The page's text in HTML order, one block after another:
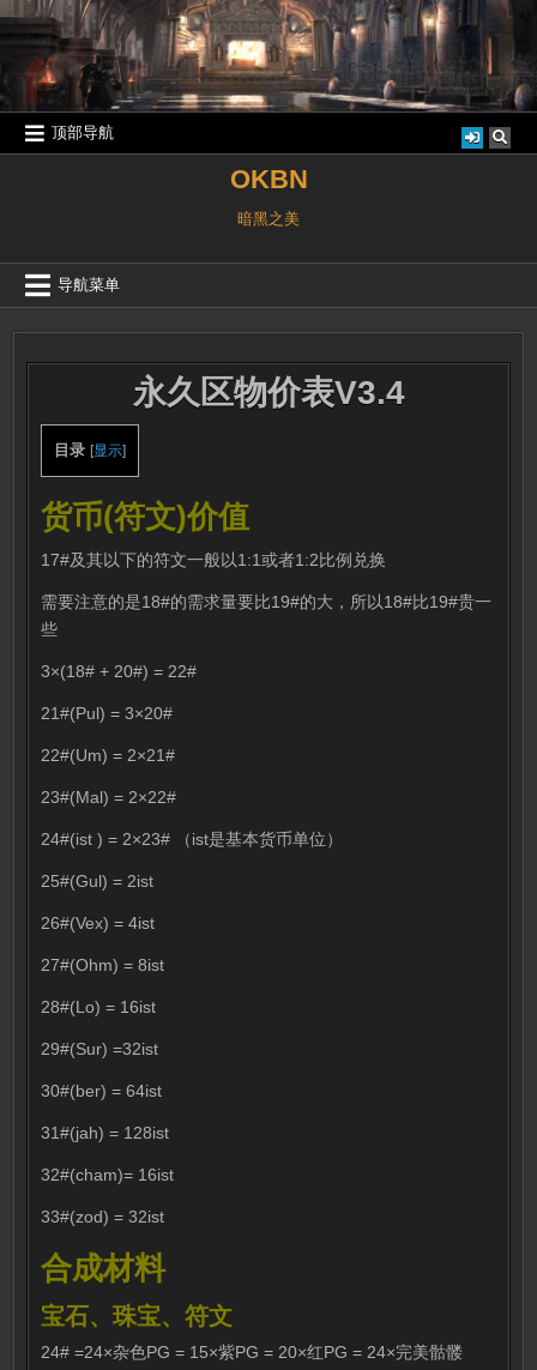
跳
容
顶部导航
OKBN
暗黑之美
导航菜单
永久区物价表V3.4
目录 [显示]
货币(符文)价值
17#及其以下的符文一般以1:1或者1:2比例兑换
需要注意的是18#的需求量要比19#的大，所以18#比19#贵一
些
3×(18# + 20#) = 22#
21#(Pul) = 3×20#
22#(Um) = 2×21#
23#(Mal) = 2×22#
24#(ist ) = 2×23# （ist是基本货币单位）
25#(Gul) = 2ist
26#(Vex) = 4ist
27#(Ohm) = 8ist
28#(Lo) = 16ist
29#(Sur) =32ist
30#(ber) = 64ist
31#(jah) = 128ist
32#(cham)= 16ist
33#(zod) = 32ist
合成材料
宝石、珠宝、符文
24# =24×杂色PG = 15×紫PG = 20×红PG = 24×完美骷髅